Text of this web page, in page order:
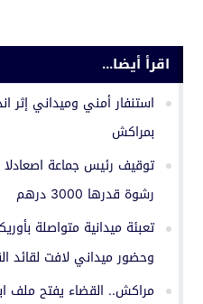
اقرأ أيضا...
استنفار أمني وميداني إثر
بمراكش
توقيف رئيس جماعة
رشوة قدرها 3000 درهم
تعبئة ميدانية متواصلة
وحضور ميداني لافت لقائد
مراكش.. القضاء يفتح ملف